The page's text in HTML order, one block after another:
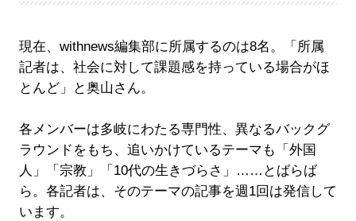
現在、withnews編集部に所属するのは8名。「所属
記者は、社会に対して課題感を持っている場合がほ
とんど」と奥山さん。
各メンバーは多岐にわたる専門性、異なるバックグ
ラウンドをもち、追いかけているテーマも「外国
人」「宗教」「10代の生きづらさ」……とばらば
ら。各記者は、そのテーマの記事を週1回は発信して
います。